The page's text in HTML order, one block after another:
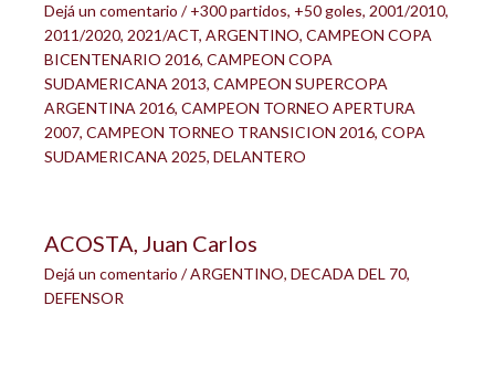
Dejá un comentario /+300 partidos, +50 goles, 2001/2010,
2011/2020, 2021/ACT, ARGENTINO, CAMPEON COPA
BICENTENARIO 2016, CAMPEON COPA
SUDAMERICANA 2013, CAMPEON SUPERCOPA
ARGENTINA 2016, CAMPEON TORNEO APERTURA
2007, CAMPEON TORNEO TRANSICION 2016, COPA
SUDAMERICANA 2025, DELANTERO
ACOSTA, Juan Carlos
Dejá un comentario /ARGENTINO, DECADA DEL 70,
DEFENSOR